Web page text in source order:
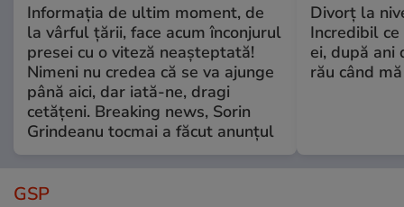
Informația de ultim moment, de
la vârful țării, face acum înconjurul
presei cu o viteză neașteptată!
Nimeni nu credea că se va ajunge
până aici, dar iată-ne, dragi
cetățeni. Breaking news, Sorin
Grindeanu tocmai a făcut anunțul
Divorț la
Incredibil
ei, după ani
rău când
GSP